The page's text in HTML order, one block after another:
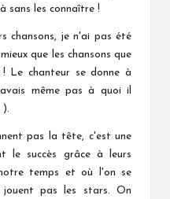
sans les connaître !
chansons, je n'ai pas été
que les chansons que
Le chanteur se donne à
même pas à quoi il
).
pas la tête, c'est une
le succès grâce à leurs
temps et où l'on se
pas les stars. On